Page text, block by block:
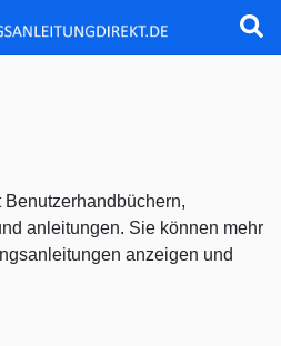
anleitungen. Sie können mehr
anzeigen und